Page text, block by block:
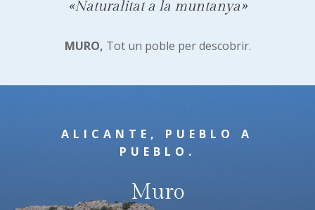
«Naturalitat a la muntanya»
MURO, Tot un poble per descobrir.
ALICANTE, PUEBLO A
PUEBLO.
Muro